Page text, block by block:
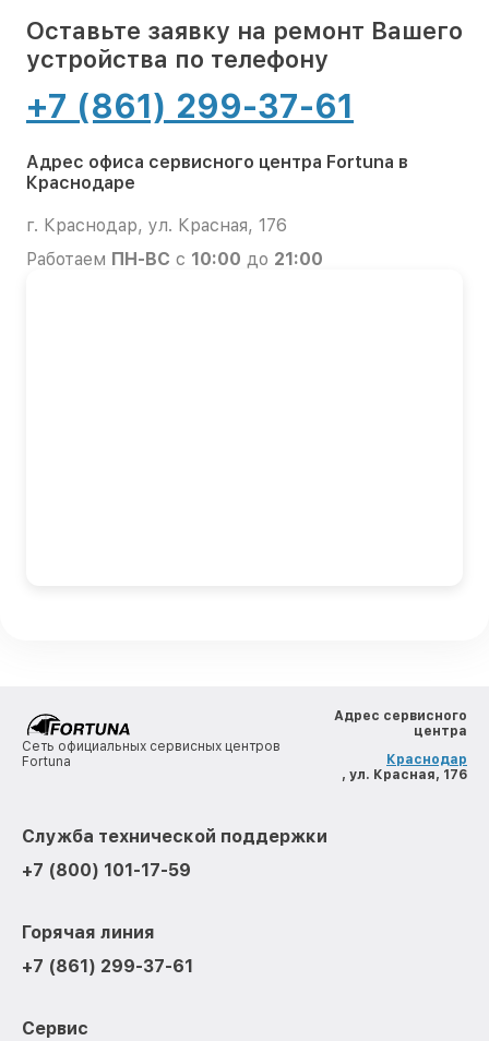
Оставьте заявку на ремонт Вашего
устройства по телефону
+7 (861) 299-37-61
Адрес офиса сервисного центра Fortuna в
Краснодаре
г. Краснодар, ул. Красная, 176
Работаем ПН-ВС с 10:00 до 21:00
Сеть официальных сервисных центров
Fortuna
Адрес сервисного
центра
Краснодар
, ул. Красная, 176
Служба технической поддержки
+7 (800) 101-17-59
Горячая линия
+7 (861) 299-37-61
Сервис